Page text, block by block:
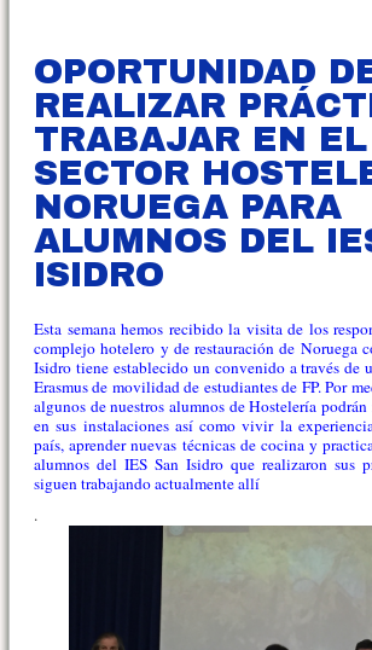
OPORTUNIDAD
REALIZAR
TRABAJAR EN EL
SECTOR
NORUEGA PARA
ALUMNOS DEL
ISIDRO
Esta semana hemos recibido la visita de los
complejo hotelero y de restauración de Noruega
Isidro tiene establecido un convenido a través de
Erasmus de movilidad de estudiantes de FP. Por
algunos de nuestros alumnos de Hostelería
en sus instalaciones así como vivir la
país, aprender nuevas técnicas de cocina y
alumnos del IES San Isidro que realizaron sus
siguen trabajando actualmente allí
.